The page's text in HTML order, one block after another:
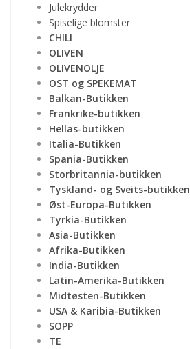
Julekrydder
Spiselige blomster
CHILI
OLIVEN
OLIVENOLJE
OST og SPEKEMAT
Balkan-Butikken
Frankrike-butikken
Hellas-butikken
Italia-Butikken
Spania-Butikken
Storbritannia-butikken
Tyskland- og Sveits-butikken
Øst-Europa-Butikken
Tyrkia-Butikken
Asia-Butikken
Afrika-Butikken
India-Butikken
Latin-Amerika-Butikken
Midtøsten-Butikken
USA & Karibia-Butikken
SOPP
TE